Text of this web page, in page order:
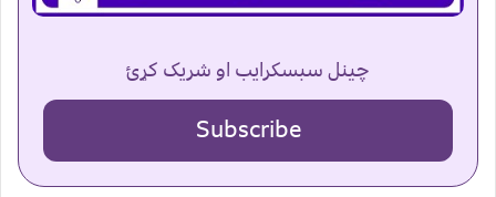
چینل سبسکرایب او شریک کړئ
Subscribe